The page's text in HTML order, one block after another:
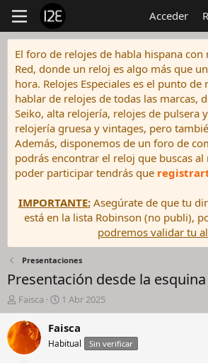
Acceder
El foro de relojes de habla hispana con
Red, donde un reloj es algo más que
hora. Relojes Especiales es el punto de
hablar de relojes de todas las marcas,
Seiko, alta relojería, relojes de pulsera
relojería gruesa y vintages, pero
Además, disponemos de un foro de
podrás encontrar el reloj que buscas
poder participar tendrás que
IMPORTANTE:Asegúrate de que tu
está en la lista Robinson (no publi),
podremos validar tu
Presentaciones
Presentación desde la
I
n
i
c
Faisca
F
e
c
h
a
1 Abr 2025
Faisca
Habitual Sin verificar